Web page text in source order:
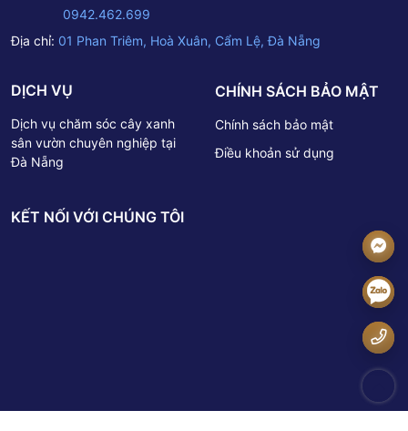
0942.462.699
Địa chỉ: 01 Phan Triêm, Hoà Xuân, Cẩm Lệ, Đà Nẵng
DỊCH VỤ
Dịch vụ chăm sóc cây xanh
sân vườn chuyên nghiệp tại
Đà Nẵng
CHÍNH SÁCH BẢO MẬT
Chính sách bảo mật
Điều khoản sử dụng
KẾT NỐI VỚI CHÚNG TÔI